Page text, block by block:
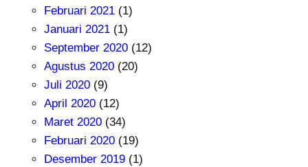
Februari 2021 (1)
Januari 2021 (1)
September 2020 (12)
Agustus 2020 (20)
Juli 2020 (9)
April 2020 (12)
Maret 2020 (34)
Februari 2020 (19)
Desember 2019 (1)